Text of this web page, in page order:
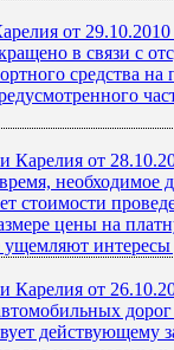
от
в связи с
средства
Карелия от
необходимое
стоимости
цены на
ущемляют
Карелия от
дорог